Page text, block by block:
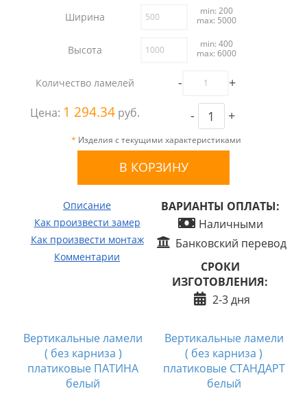
Ширина
min: 200
max: 5000
Высота
min: 400
max: 6000
Количество ламелей - +
Цена: 1 294.34руб. - +
* Изделия с текущими характеристиками
Описание
Как произвести замер
Как произвести монтаж
Комментарии
ВАРИАНТЫ ОПЛАТЫ:
Наличными
Банковский перевод
СРОКИ
ИЗГОТОВЛЕНИЯ:
2-3 дня
Вертикальные ламели
( без карниза )
платиковые ПАТИНА
белый
Вертикальные ламели
( без карниза )
платиковые СТАНДАРТ
белый